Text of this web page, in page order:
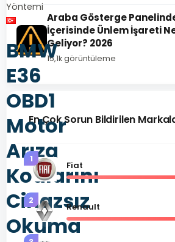
Yöntemi
BMW
E36
OBD1
Motor
Arıza
Kodlarını
Cihazsız
Okuma
Araba Gösterge
İçerisinde Ünlem İşareti
Geliyor? 2026
15,1k görüntüleme
En Çok Sorun Bildirilen
1
Fiat
2
Renault